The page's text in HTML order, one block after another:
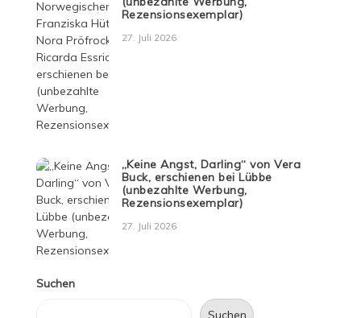
Rezensionsexemplar)
27. Juli 2026
„Keine Angst, Darling“ von Vera
Buck, erschienen bei Lübbe
(unbezahlte Werbung,
Rezensionsexemplar)
27. Juli 2026
Suchen
Suchen